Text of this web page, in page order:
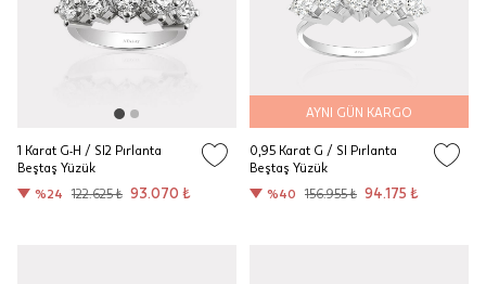
1 Karat G-H / SI2 Pırlanta
Beştaş Yüzük
%24
122.625 ₺ 93.070 ₺
AYNI GÜN KARGO
0,95 Karat G / SI Pırlanta
Beştaş Yüzük
%40
156.955 ₺ 94.175 ₺